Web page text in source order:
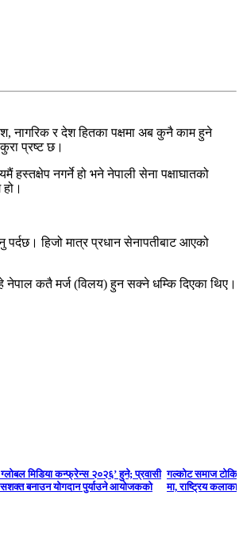
नागरिक र देश हितका पक्षमा अब कुनै काम हुने
प्रष्ट छ।
नगर्ने हो भने नेपाली सेना पक्षाघातको
हिजो मात्र प्रधान सेनापतीबाट आएको
नेपाल कतै मर्ज (विलय) हुन सक्ने धम्कि दिएका थिए।
मिडिया कन्फ्रेन्स २०२६’ हुने; प्रवासी
बनाउन योगदान पुर्याउने आयोजकको
गल्कोट समाज
मा, राष्ट्रिय